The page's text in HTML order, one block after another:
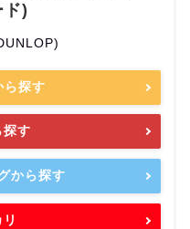
ド)
探す
探す
から探す